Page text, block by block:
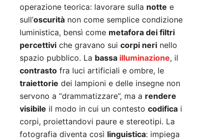
operazione teorica: lavorare sulla notte e
sull’oscurità non come semplice condizione
luministica, bensì come metafora dei filtri
percettivi che gravano sui corpi neri nello
spazio pubblico. La bassa illuminazione, il
contrasto fra luci artificiali e ombre, le
traiettorie dei lampioni e delle insegne non
servono a “drammatizzare”, ma a rendere
visibile il modo in cui un contesto codifica i
corpi, proiettandovi paure e stereotipi. La
fotografia diventa così linguistica: impiega